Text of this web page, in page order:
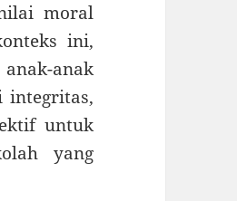
moral
ini,
anak
untuk
yang